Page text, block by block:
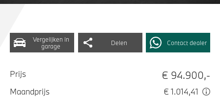
Vergelijken in
garage
Delen Contact dealer
Prijs € 94.900,-
Maandprijs € 1.014,41